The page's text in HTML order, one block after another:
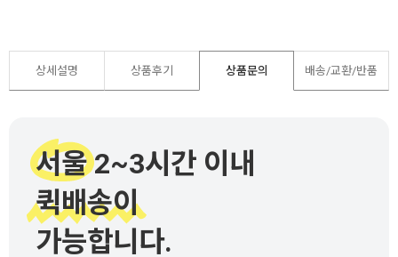
상세설명 상품후기 상품문의 배송/교환/반품
서울 2~3시간 이내
퀵배송이
가능합니다.